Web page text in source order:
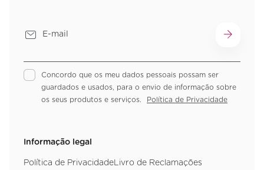
Concordo que os meu dados pessoais possam ser
guardados e usados, para o envio de informação sobre
os seus produtos e serviços.
Política de Privacidade
Informação legal
Política de Privacidade Livro de Reclamações